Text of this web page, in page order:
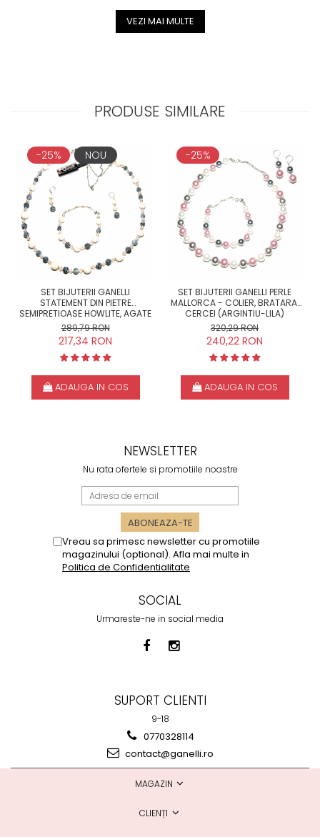
VEZI MAI MULTE
PRODUSE SIMILARE
-25% NOU
SET BIJUTERII GANELLI
STATEMENT DIN PIETRE
SEMIPRETIOASE HOWLITE, AGATE
CRACKLE - COLIER LUNG,
BRATARA, CERCEI
289,79 RON
217,34 RON
ADAUGA IN COS
-25%
SET BIJUTERII GANELLI PERLE
MALLORCA - COLIER, BRATARA,
CERCEI (ARGINTIU-LILA)
320,29 RON
240,22 RON
ADAUGA IN COS
NEWSLETTER
Nu rata ofertele si promotiile noastre
Vreau sa primesc newsletter cu promotiile
magazinului (optional). Afla mai multe in
Politica de Confidentialitate
SOCIAL
Urmareste-ne in social media
SUPORT CLIENTI
9-18
0770328114
contact@ganelli.ro
MAGAZIN
CLIENȚI